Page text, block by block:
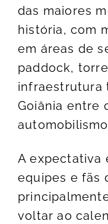
das maiores
história, com
em áreas de
paddock,
infraestrutura
Goiânia entre
A expectativa
equipes e fãs
voltar ao